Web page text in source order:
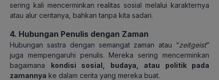
sering kali mencerminkan realitas sosial melalui karakternya
atau alur ceritanya, bahkan tanpa kita sadari.
4. Hubungan Penulis dengan Zaman
Hubungan sastra dengan semangat zaman atau “zeitgeist”
juga mempengaruhi penulis. Mereka sering mencerminkan
bagaimana kondisi sosial, budaya, atau politik pada
zamannya ke dalam cerita yang mereka buat.